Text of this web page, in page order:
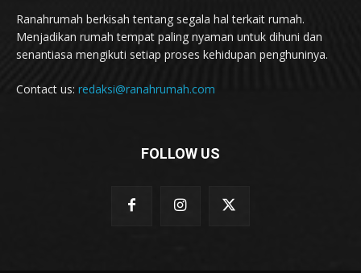
Ranahrumah berkisah tentang segala hal terkait rumah.
Menjadikan rumah tempat paling nyaman untuk dihuni dan
senantiasa mengikuti setiap proses kehidupan penghuninya.
Contact us: redaksi@ranahrumah.com
FOLLOW US